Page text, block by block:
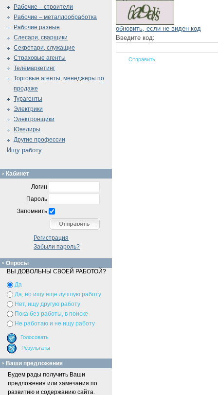
обновить, если не виден код
Введите код:
Рабочие – строители
Рабочие – металлообработка
Рабочие разные
Слесари, сварщики
Секретари, служащие
Страховые агенты
Телемаркетинг
Торговые агенты, менеджеры по
продаже
Турагенты
Электрики
Электронщики
Ювелиры
Другие профессии
Ищу работу
Кабинет
Логин
Пароль
Запомнить
Регистрация
Забыли пароль?
Опросы
ВЫ ДОВОЛЬНЫ СВОЕЙ РАБОТОЙ?
Да
Да, но ищу еще лучшую работу
Нет, ищу другую работу
Пока без работы, в поиске
Не работаю и не ищу работу
Ваши предложения
Будем рады получить Ваши
предложения или замечания по
развитию и содержанию сайта.